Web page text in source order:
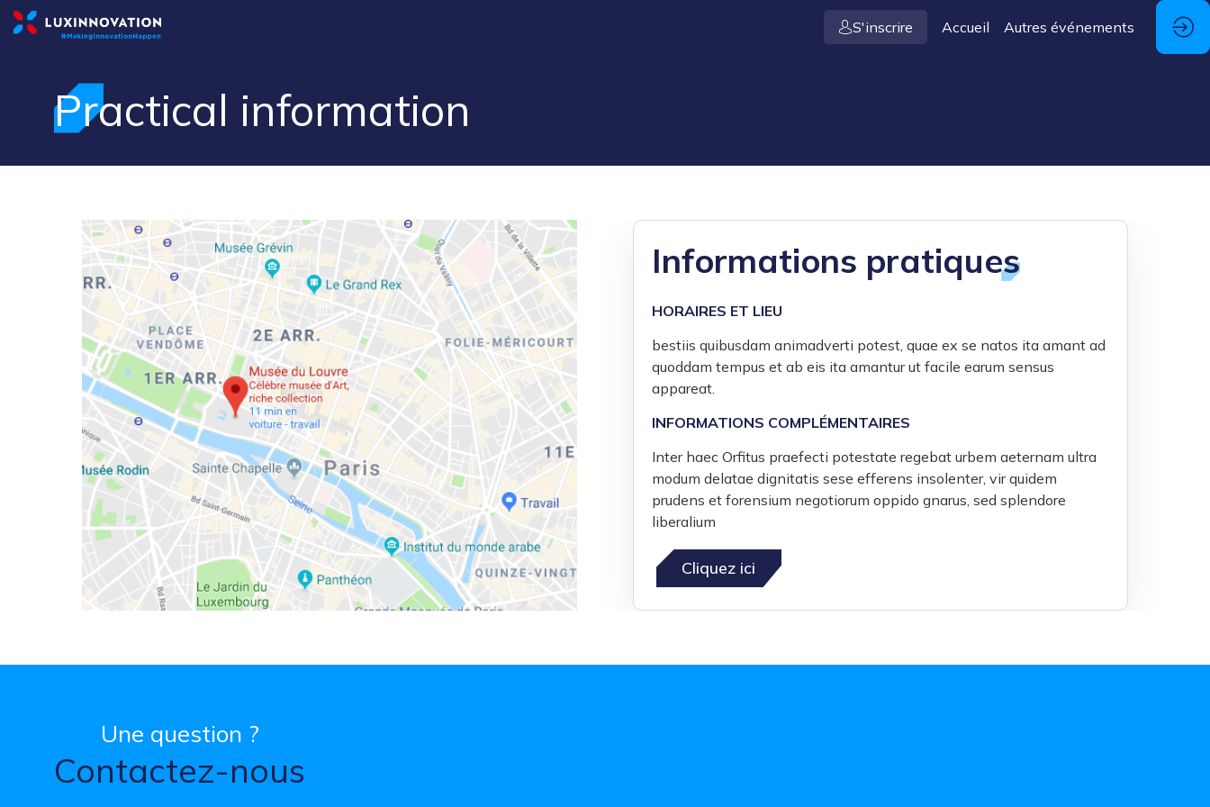
S'inscrire Accueil Autres événements
Practical information
Informations pratiques
HORAIRES ET LIEU
bestiis quibusdam animadverti potest, quae ex se natos ita amant ad
quoddam tempus et ab eis ita amantur ut facile earum sensus
appareat.
INFORMATIONS COMPLÉMENTAIRES
Inter haec Orfitus praefecti potestate regebat urbem aeternam ultra
modum delatae dignitatis sese efferens insolenter, vir quidem
prudens et forensium negotiorum oppido gnarus, sed splendore
liberalium
Cliquez ici
Une question ?
Contactez-nous